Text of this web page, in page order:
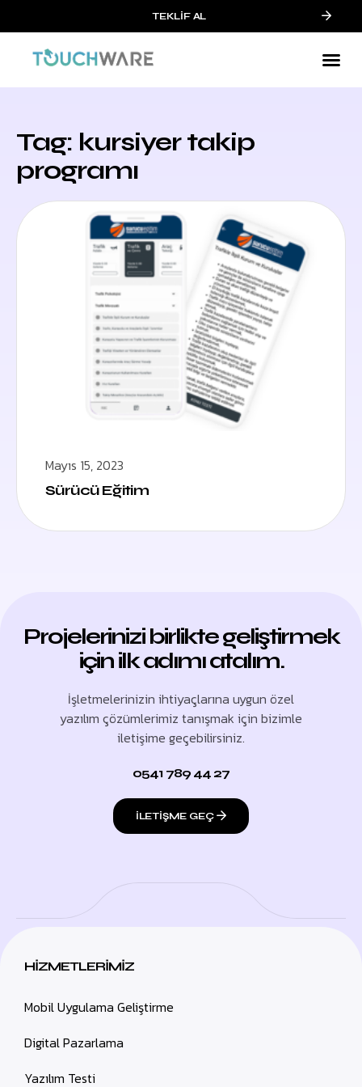
TEKLİF AL
Tag: kursiyer takip
programı
Mayıs 15, 2023
Sürücü Eğitim
Projelerinizi birlikte geliştirmek
için ilk adımı atalım.
İşletmelerinizin ihtiyaçlarına uygun özel
yazılım çözümlerimiz tanışmak için bizimle
iletişime geçebilirsiniz.
0541 789 44 27
ILETIŞME GEÇ
HIZMETLERIMIZ
Mobil Uygulama Geliştirme
Digital Pazarlama
Yazılım Testi